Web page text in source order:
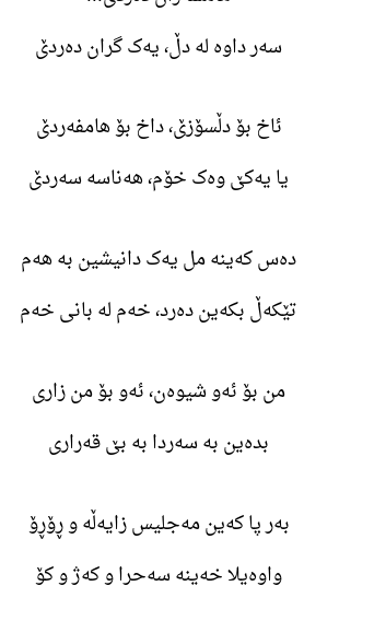
سەر داوە لە دڵ، یەک گران دەردێ
ئاخ بۆ دڵسۆزێ، داخ بۆ هامفەردێ
یا یەکێ وەک خۆم، هەناسە سەردێ
دەس کەینە مل یەک دانیشین بە هەم
تێکەڵ بکەین دەرد، خەم لە بانی خەم
من بۆ ئەو شیوەن، ئەو بۆ من زاری
بدەین بە سەردا بە بێ قەراری
بەر پا کەین مەجلیس زایەڵە و ڕۆڕۆ
واوەیلا خەینە سەحرا و کەژ و کۆ